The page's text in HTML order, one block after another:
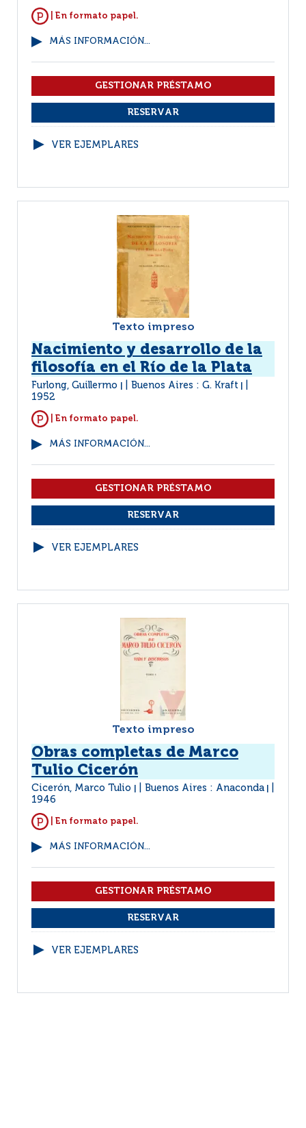
| En formato papel.
MÁS INFORMACIÓN...
VER EJEMPLARES
Texto impreso
Nacimiento y desarrollo de la
filosofía en el Río de la Plata
Furlong, Guillermo Buenos Aires : G. Kraft
1952
| En formato papel.
MÁS INFORMACIÓN...
VER EJEMPLARES
Texto impreso
Obras completas de Marco
Tulio Cicerón
Cicerón, Marco Tulio Buenos Aires : Anaconda
1946
| En formato papel.
MÁS INFORMACIÓN...
VER EJEMPLARES